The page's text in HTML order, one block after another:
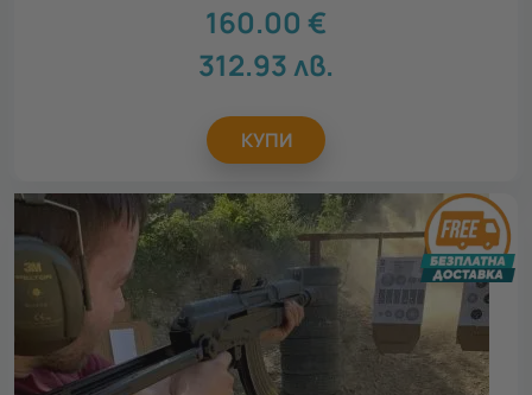
160.00 €
312.93лв.
КУПИ